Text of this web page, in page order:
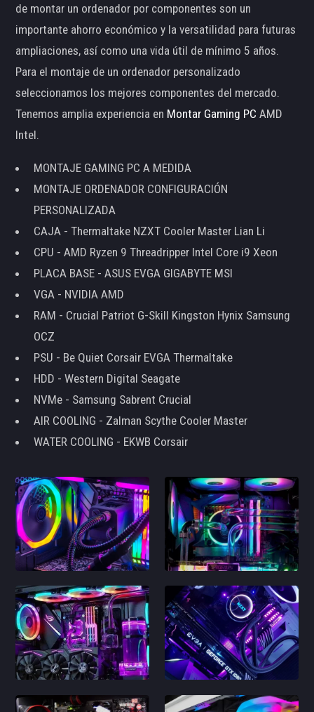
de montar un ordenador por componentes son un
importante ahorro económico y la versatilidad para futuras
ampliaciones, así como una vida útil de mínimo 5 años.
Para el montaje de un ordenador personalizado
seleccionamos los mejores componentes del mercado.
Tenemos amplia experiencia en Montar Gaming PC AMD
Intel.
MONTAJE GAMING PC A MEDIDA
MONTAJE ORDENADOR CONFIGURACIÓN
PERSONALIZADA
CAJA - Thermaltake NZXT Cooler Master Lian Li
CPU - AMD Ryzen 9 Threadripper Intel Core i9 Xeon
PLACA BASE - ASUS EVGA GIGABYTE MSI
VGA - NVIDIA AMD
RAM - Crucial Patriot G-Skill Kingston Hynix Samsung
OCZ
PSU - Be Quiet Corsair EVGA Thermaltake
HDD - Western Digital Seagate
NVMe - Samsung Sabrent Crucial
AIR COOLING - Zalman Scythe Cooler Master
WATER COOLING - EKWB Corsair